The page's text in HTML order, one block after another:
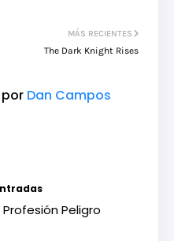
MÁS RECIENTES
The Dark Knight Rises
Dan Campos
Profesión Peligro